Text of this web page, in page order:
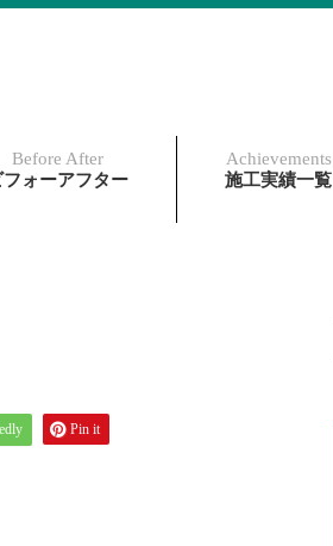
Before After
フォーアフター
Achievements
施工実績一覧
Pin it